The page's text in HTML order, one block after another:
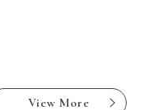
View More